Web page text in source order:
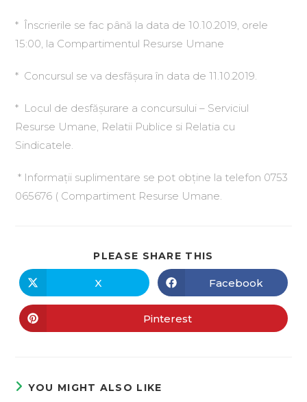
* Înscrierile se fac până la data de 10.10.2019, orele
15:00, la Compartimentul Resurse Umane
* Concursul se va desfăşura în data de 11.10.2019.
* Locul de desfăşurare a concursului – Serviciul
Resurse Umane, Relatii Publice si Relatia cu
Sindicatele.
* Informaţii suplimentare se pot obţine la telefon 0753
065676 ( Compartiment Resurse Umane.
PLEASE SHARE THIS
X Facebook
Pinterest
YOU MIGHT ALSO LIKE